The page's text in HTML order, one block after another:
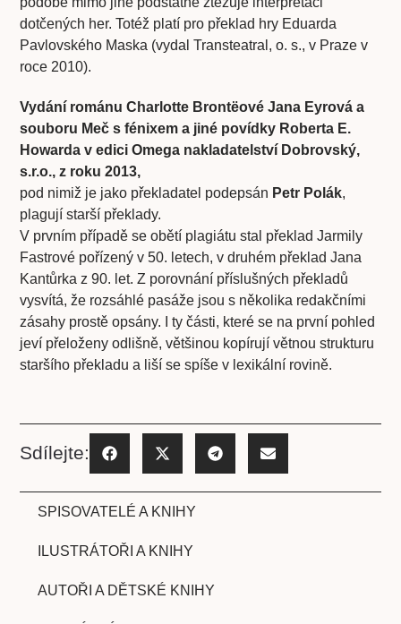
dotčených her. Totéž platí pro překlad hry Eduarda
Pavlovského Maska (vydal Transteatral, o. s., v Praze v
roce 2010).
Vydání románu Charlotte Brontëové Jana Eyrová a
souboru Meč s fénixem a jiné povídky Roberta E.
Howarda v edici Omega nakladatelství Dobrovský,
s.r.o., z roku 2013,
pod nimiž je jako překladatel podepsán Petr Polák,
plagují starší překlady.
V prvním případě se obětí plagiátu stal překlad Jarmily
Fastrové pořízený v 50. letech, v druhém překlad Jana
Kantůrka z 90. let. Z porovnání příslušných překladů
vysvítá, že rozsáhlé pasáže jsou s několika redakčními
zásahy prostě opsány. I ty části, které se na první pohled
jeví přeloženy odlišně, většinou kopírují větnou strukturu
staršího překladu a liší se spíše v lexikální rovině.
Sdílejte:
SPISOVATELÉ A KNIHY
ILUSTRÁTOŘI A KNIHY
AUTOŘI A DĚTSKÉ KNIHY